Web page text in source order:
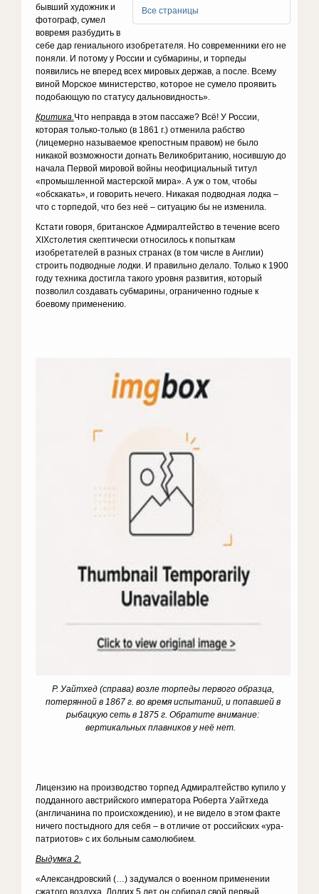
Все страницы
бывший художник и
фотограф, сумел
вовремя разбудить в
себе дар гениального изобретателя. Но современники его не
поняли. И потому у России и субмарины, и торпеды
появились не вперед всех мировых держав, а после. Всему
виной Морское министерство, которое не сумело проявить
подобающую по статусу дальновидность».
Критика.Что неправда в этом пассаже? Всё! У России,
которая только-только (в 1861 г.) отменила рабство
(лицемерно называемое крепостным правом) не было
никакой возможности догнать Великобританию, носившую до
начала Первой мировой войны неофициальный титул
«промышленной мастерской мира». А уж о том, чтобы
«обскакать», и говорить нечего. Никакая подводная лодка –
что с торпедой, что без неё – ситуацию бы не изменила.
Кстати говоря, британское Адмиралтейство в течение всего
XIXстолетия скептически относилось к попыткам
изобретателей в разных странах (в том числе в Англии)
строить подводные лодки. И правильно делало. Только к 1900
году техника достигла такого уровня развития, который
позволил создавать субмарины, ограниченно годные к
боевому применению.
Р. Уайтхед (справа) возле торпеды первого образца,
потерянной в 1867 г. во время испытаний, и попавшей в
рыбацкую сеть в 1875 г. Обратите внимание:
вертикальных плавников у неё нет.
Лицензию на производство торпед Адмиралтейство купило у
подданного австрийского императора Роберта Уайтхеда
(англичанина по происхождению), и не видело в этом факте
ничего постыдного для себя – в отличие от российских «ура-
патриотов» с их больным самолюбием.
Выдумка 2.
«Александровский (…) задумался о военном применении
сжатого воздуха. Долгих 5 лет он собирал свой первый